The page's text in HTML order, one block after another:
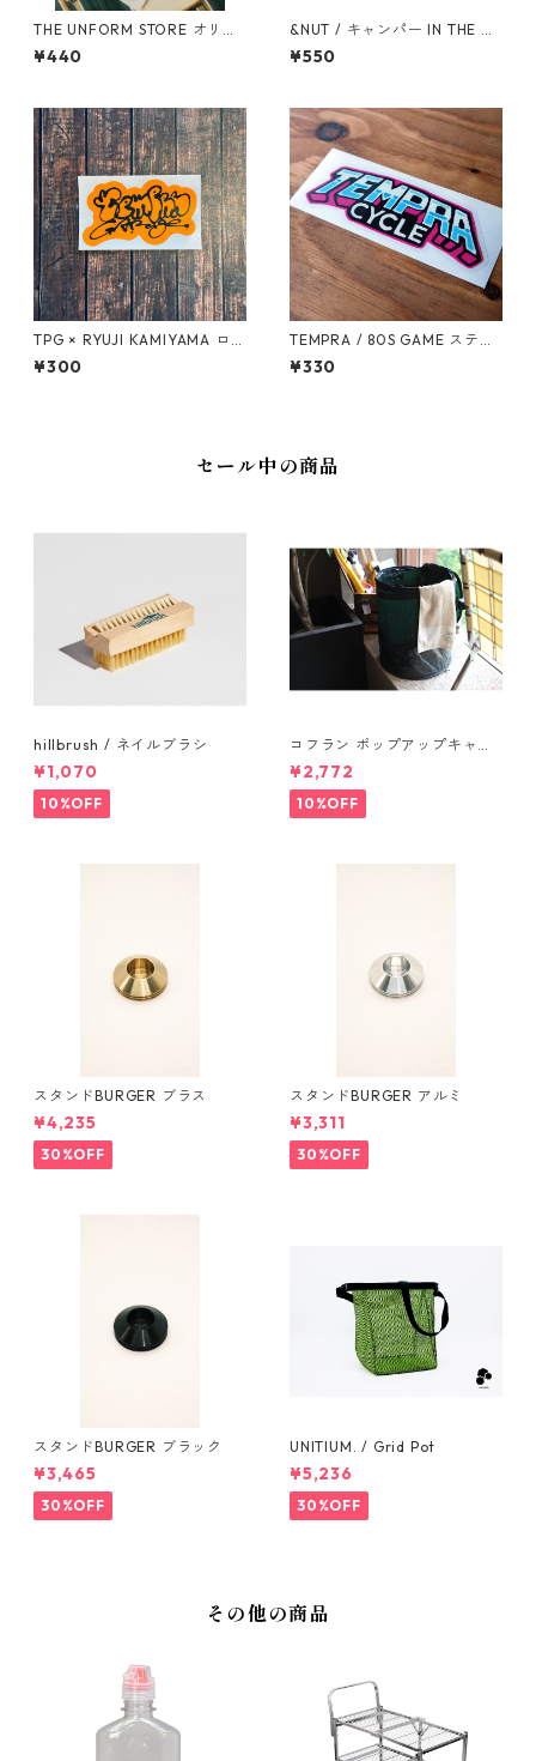
THE UNFORM STORE オリジ
ナルステッカー
¥440
&NUT / キャンパー IN THE CA
R ステッカー
¥550
TPG × RYUJI KAMIYAMA ロゴ
ステッカー（オレンジ）
¥300
TEMPRA / 80S GAME ステッ
カー
¥330
セール中の商品
hillbrush / ネイルブラシ
¥1,070
10%OFF
コフラン ポップアップキャン
プトラッシュカン Sサイズ
¥2,772
10%OFF
スタンドBURGER ブラス
¥4,235
30%OFF
スタンドBURGER アルミ
¥3,311
30%OFF
スタンドBURGER ブラック
¥3,465
30%OFF
UNITIUM. / Grid Pot
¥5,236
30%OFF
その他の商品